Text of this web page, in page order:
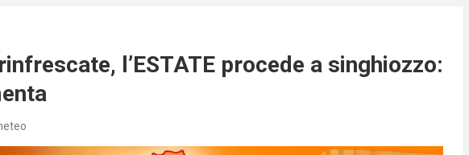
l’ESTATE procede a singhiozzo: